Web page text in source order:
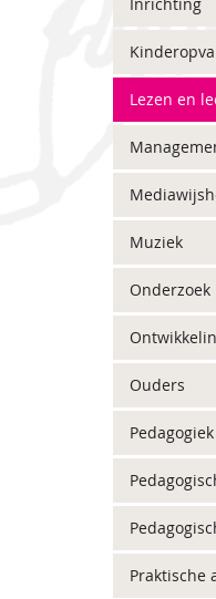
Lezen en
Muziek
Onderzoek
Ouders
Praktische